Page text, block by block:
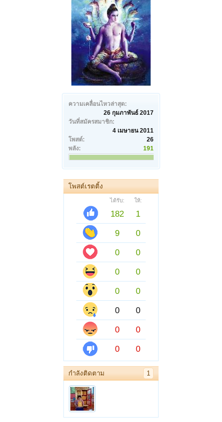
ความเคลื่อนไหวล่าสุด:
26 กุมภาพันธ์ 2017
วันที่สมัครสมาชิก:
4 เมษายน 2011
โพสต์:
26
พลัง:
191
โพสต์เรตติ้ง
ได้รับ: ให้:
182
1
9
0
0
0
0
0
0
0
0
0
0
0
0
0
กำลังติดตาม 1